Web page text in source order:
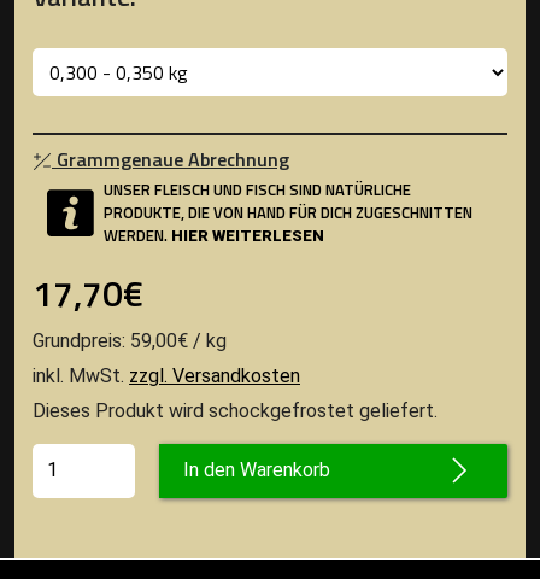
Grammgenaue Abrechnung
UNSER FLEISCH UND FISCH SIND NATÜRLICHE
PRODUKTE, DIE VON HAND FÜR DICH ZUGESCHNITTEN
WERDEN. HIER WEITERLESEN
17,70€
Grundpreis: 59,00€ / kg
inkl. MwSt. zzgl. Versandkosten
Dieses Produkt wird schockgefrostet geliefert.
In den Warenkorb